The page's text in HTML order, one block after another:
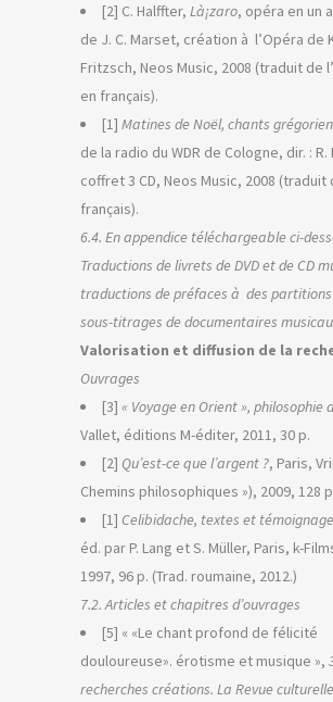
[2] C. Halffter, Là¡zaro, opéra en un
de J. C. Marset, création à l’Opéra de
Fritzsch, Neos Music, 2008 (traduit de
en français).
[1] Matines de Noël, chants
de la radio du WDR de Cologne, dir. : R.
coffret 3 CD, Neos Music, 2008 (traduit
français).
6.4. En appendice téléchargeable ci-
Traductions de livrets de DVD et de CD
traductions de préfaces à des partitions
sous-titrages de documentaires
Valorisation et diffusion de la
Ouvrages
[3] « Voyage en Orient », philosophie
Vallet, éditions M-éditer, 2011, 30 p.
[2] Qu’est-ce que l’argent ?, Paris,
Chemins philosophiques »), 2009, 128
[1] Celibidache, textes et
éd. par P. Lang et S. Müller, Paris, k-
1997, 96 p. (Trad. roumaine, 2012.)
7.2. Articles et chapitres d’ouvrages
[5] « «Le chant profond de félicité
douloureuse». érotisme et musique »,
recherches créations. La Revue